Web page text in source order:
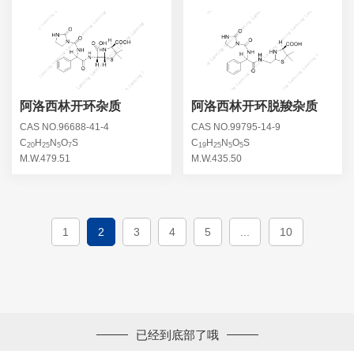
阿洛西林开环杂质
CAS NO.96688-41-4
C20 H 25 N 5O7S
M.W.479.51
阿洛西林开环脱羧杂质
CAS NO.99795-14-9
C19H 25N 5O5S
M.W.435.50
1 2 3 4 5 10
已经到底部了哦